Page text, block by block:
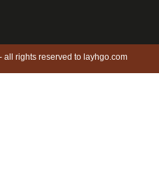
rights reserved to layhgo.com